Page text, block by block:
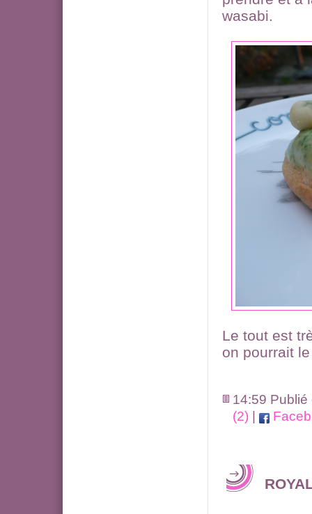
wasabi.
Le tout est
on pourrait
14:59
(2) |